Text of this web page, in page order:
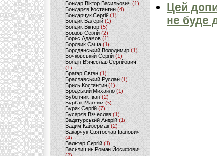
Бондар Віктор Васильович (1)
Бондарєв Костянтин (4)
Бондарчук Сергій(1)
Бондик Валерій (1)
Бондик Віктор(5)
Борзов Сергiй (2)
Борис Адамов(1)
Боровик Саша (1)
Бородянський Володимир (1)
Бочковський Сергій (1)
Боядін В'ячеслав Сергійович
(1)
Брагар Євген (1)
Браславський Руслан (1)
Бриль Костянтин (1)
Бродський Михайло (1)
Бубенчик Іван(2)
Бурбак Максим (5)
Буряк Сергій (7)
Бусарєв Вячеслав (1)
Вадатурський Андрій (1)
Вадим Кайзерман (2)
Вакарчук Святослав Іванович
(4)
Вальтер Сергій (1)
Василишин Роман Йосифович
Цей
не буде